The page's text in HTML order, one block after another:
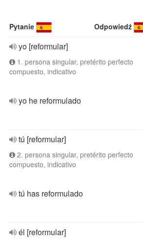
Pytanie Odpowiedź
yo [reformular]
1. persona singular, pretérito perfecto
compuesto, indicativo
yo he reformulado
tú [reformular]
2. persona singular, pretérito perfecto
compuesto, indicativo
tú has reformulado
él [reformular]